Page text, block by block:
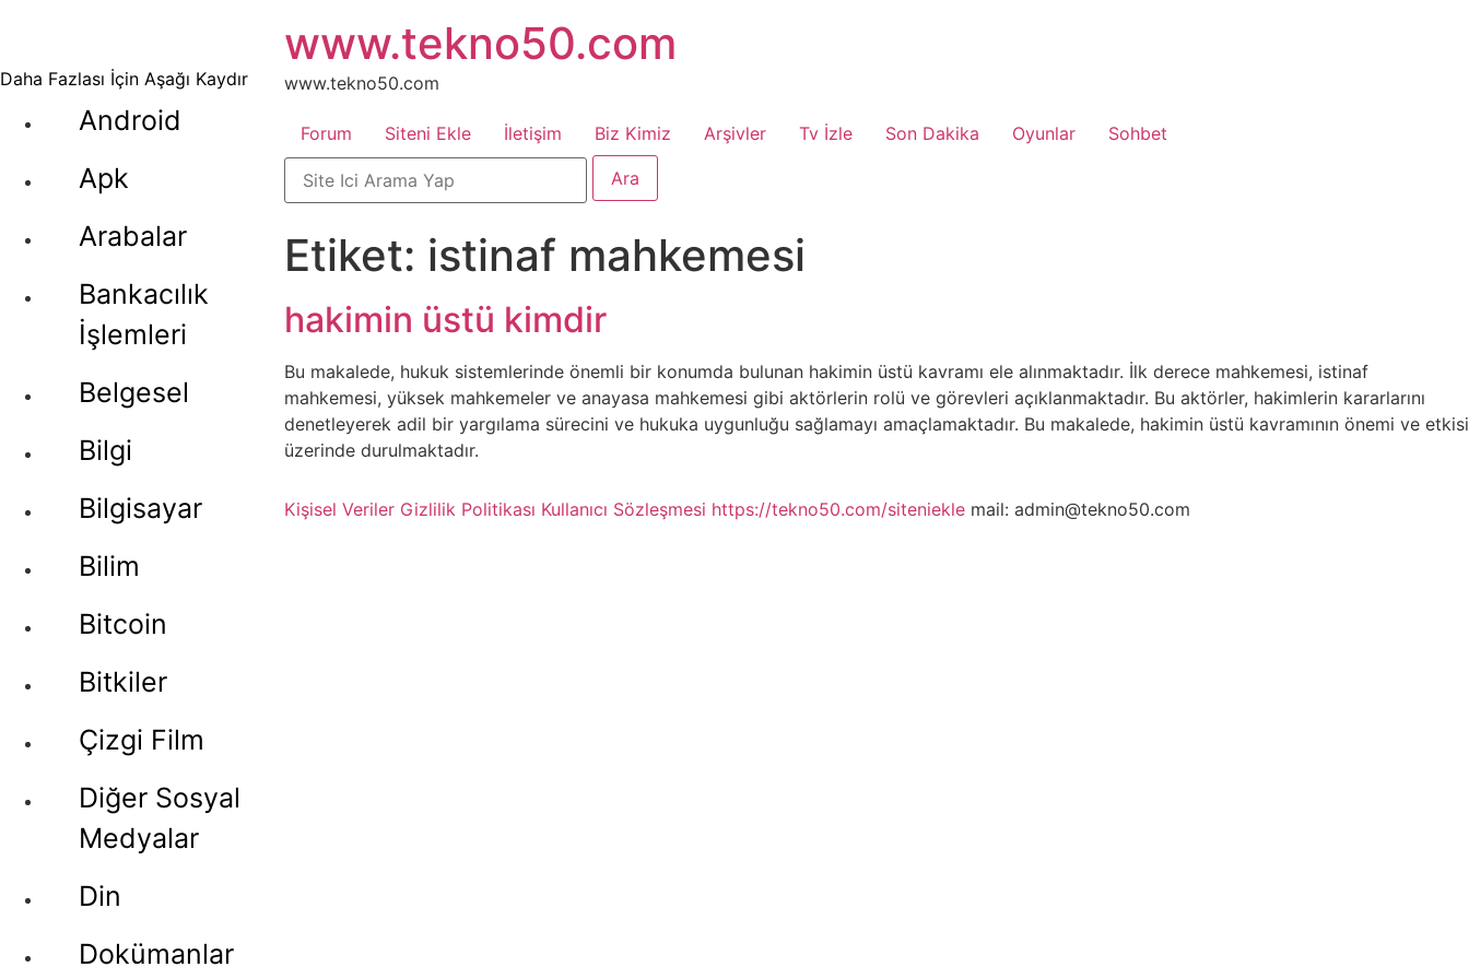
Daha Fazlası İçin Aşağı Kaydır
Android
Apk
Arabalar
Bankacılık
İşlemleri
Belgesel
Bilgi
Bilgisayar
Bilim
Bitcoin
Bitkiler
Çizgi Film
Diğer Sosyal
Medyalar
Din
Dokümanlar
atla
www.tekno50.com
www.tekno50.com
Forum Siteni Ekle İletişim Biz Kimiz Arşivler Tv İzle Son Dakika Oyunlar Sohbet
Etiket: istinaf mahkemesi
hakimin üstü kimdir
Bu makalede, hukuk sistemlerinde önemli bir konumda bulunan hakimin üstü kavramı ele alınmaktadır. İlk derece mahkemesi, istinaf
mahkemesi, yüksek mahkemeler ve anayasa mahkemesi gibi aktörlerin rolü ve görevleri açıklanmaktadır. Bu aktörler, hakimlerin kararlarını
denetleyerek adil bir yargılama sürecini ve hukuka uygunluğu sağlamayı amaçlamaktadır. Bu makalede, hakimin üstü kavramının önemi ve etkisi
üzerinde durulmaktadır.
Kişisel Veriler Gizlilik Politikası Kullanıcı Sözleşmesi https://tekno50.com/siteniekle mail: admin@tekno50.com